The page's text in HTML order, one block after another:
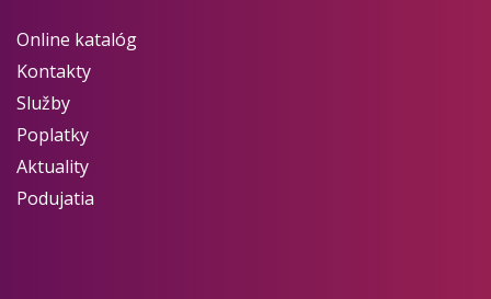
Online katalóg
Kontakty
Služby
Poplatky
Aktuality
Podujatia